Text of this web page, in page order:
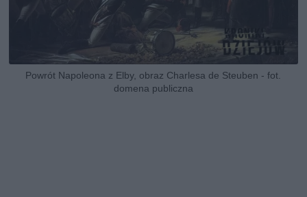
Powrót Napoleona z Elby, obraz Charlesa de Steuben - fot.
domena publiczna